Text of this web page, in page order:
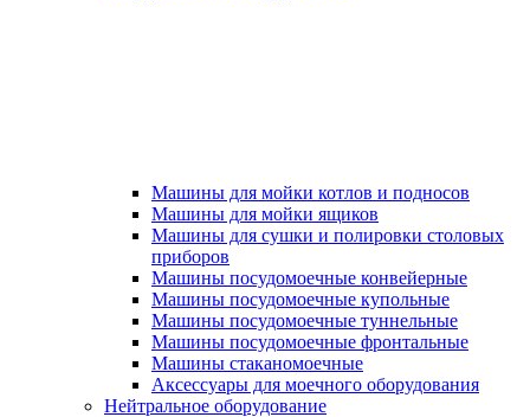
Машины для мойки котлов и подносов
Машины для мойки ящиков
Машины для сушки и полировки столовых
приборов
Машины посудомоечные конвейерные
Машины посудомоечные купольные
Машины посудомоечные туннельные
Машины посудомоечные фронтальные
Машины стаканомоечные
Аксессуары для моечного оборудования
Нейтральное оборудование